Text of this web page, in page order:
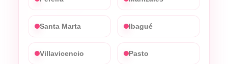
Santa Marta Ibagué
Villavicencio Pasto